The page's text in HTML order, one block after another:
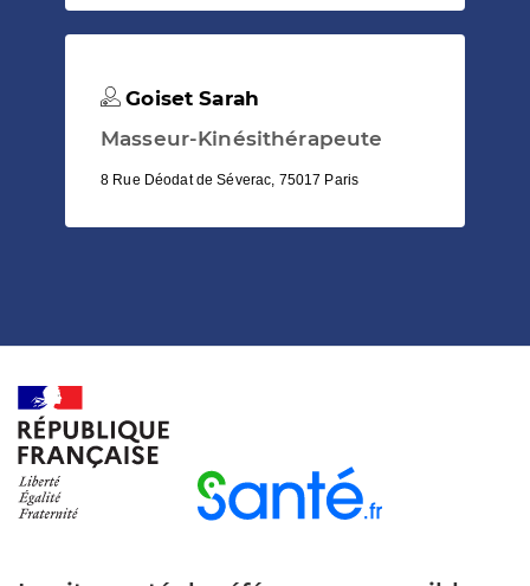
Goiset Sarah
Masseur-Kinésithérapeute
8 Rue Déodat de Séverac, 75017 Paris